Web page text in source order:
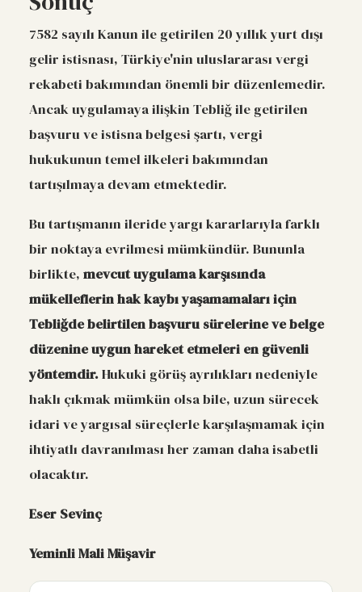
7582 sayılı Kanun ile getirilen 20 yıllık yurt dışı
gelir istisnası, Türkiye'nin uluslararası vergi
rekabeti bakımından önemli bir düzenlemedir.
Ancak uygulamaya ilişkin Tebliğ ile getirilen
başvuru ve istisna belgesi şartı, vergi
hukukunun temel ilkeleri bakımından
tartışılmaya devam etmektedir.
Bu tartışmanın ileride yargı kararlarıyla farklı
bir noktaya evrilmesi mümkündür. Bununla
birlikte, mevcut uygulama karşısında
mükelleflerin hak kaybı yaşamamaları için
Tebliğde belirtilen başvuru sürelerine ve belge
düzenine uygun hareket etmeleri en güvenli
yöntemdir.Hukuki görüş ayrılıkları nedeniyle
haklı çıkmak mümkün olsa bile, uzun sürecek
idari ve yargısal süreçlerle karşılaşmamak için
ihtiyatlı davranılması her zaman daha isabetli
olacaktır.
Eser Sevinç
Yeminli Mali Müşavir